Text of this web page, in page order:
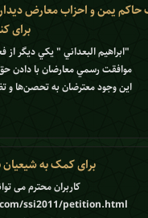
یمن و احزاب معارض
برای
"ابراهيم البعداني " يكي ديگر
موافقت رسمي معارضان با
اين وجود معترضان به تحصن‌ها و
برای کمک به شیعیان
کاربران محترم می